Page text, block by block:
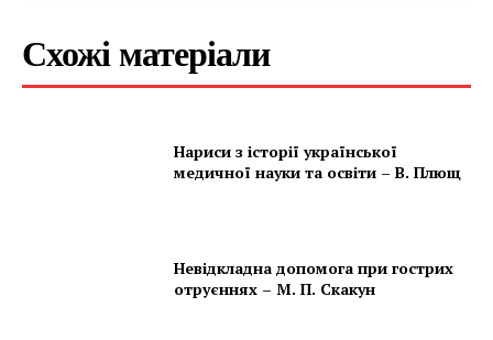
Схожі матеріали
Нариси з історії української
медичної науки та освіти – В. Плющ
Невідкладна допомога при гострих
отруєннях – М. П. Скакун